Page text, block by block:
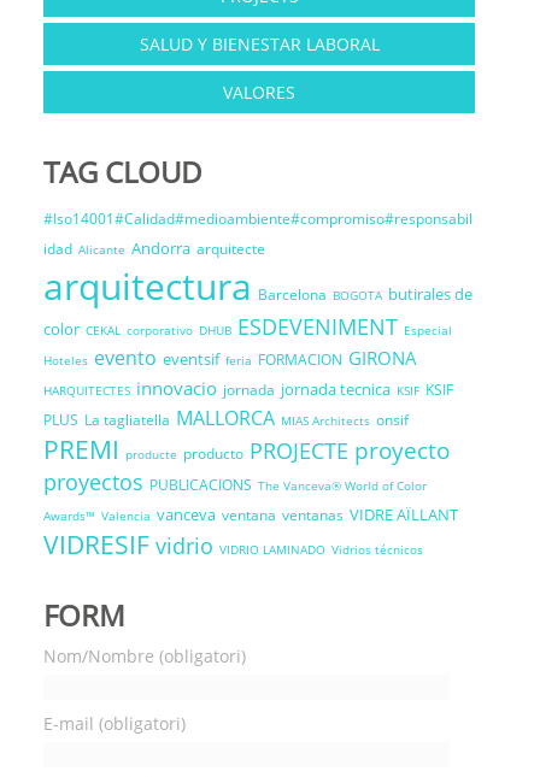
SALUD Y BIENESTAR LABORAL
VALORES
TAG CLOUD
#Iso14001#Calidad#medioambiente#compromiso#responsabil
idad Alicante Andorra arquitecte
arquitectura Barcelona BOGOTA butirales de
color CEKAL corporativo DHUB ESDEVENIMENT Especial
Hoteles evento eventsif feria FORMACION GIRONA
HARQUITECTES innovacio jornada jornada tecnica KSIF KSIF
PLUS La tagliatella MALLORCA MIAS Architects onsif
PREMI producte producto PROJECTE proyecto
proyectos PUBLICACIONS The Vanceva® World of Color
Awards™ Valencia vanceva ventana ventanas VIDRE AÏLLANT
VIDRESIF vidrio VIDRIO LAMINADO Vidrios técnicos
FORM
Nom/Nombre (obligatori)
E-mail (obligatori)